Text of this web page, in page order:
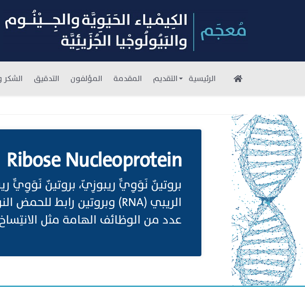
التقديم المقدمة المؤلفون التدقيق الشكر
Ribose Nucleoprotein
بروتينٌ نَوَوِيٌّ ريبوزِيّ، بروتينٌ
عدد من الوظائف الهامة مثل